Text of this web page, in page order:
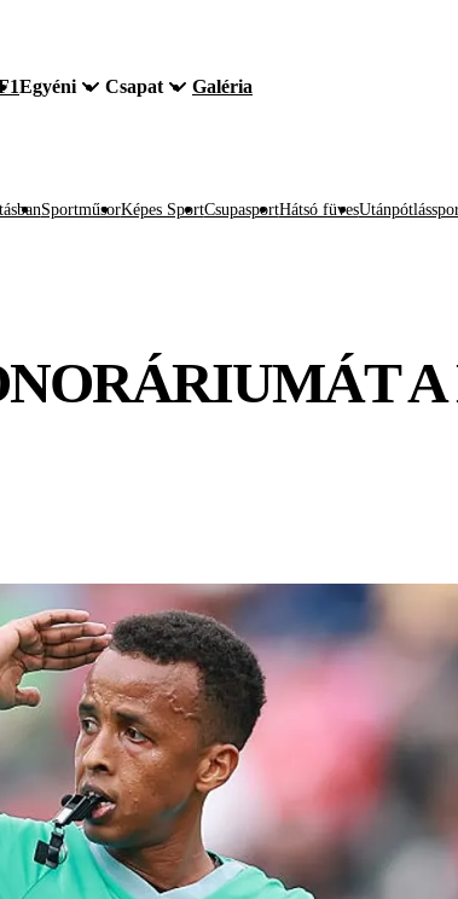
Egyéni Csapat Galéria
SportműsorKépes SportCsupasportHátsó füves